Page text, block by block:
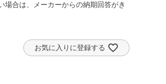
合は、メーカーからの納期回答がき
お気に入りに登録する